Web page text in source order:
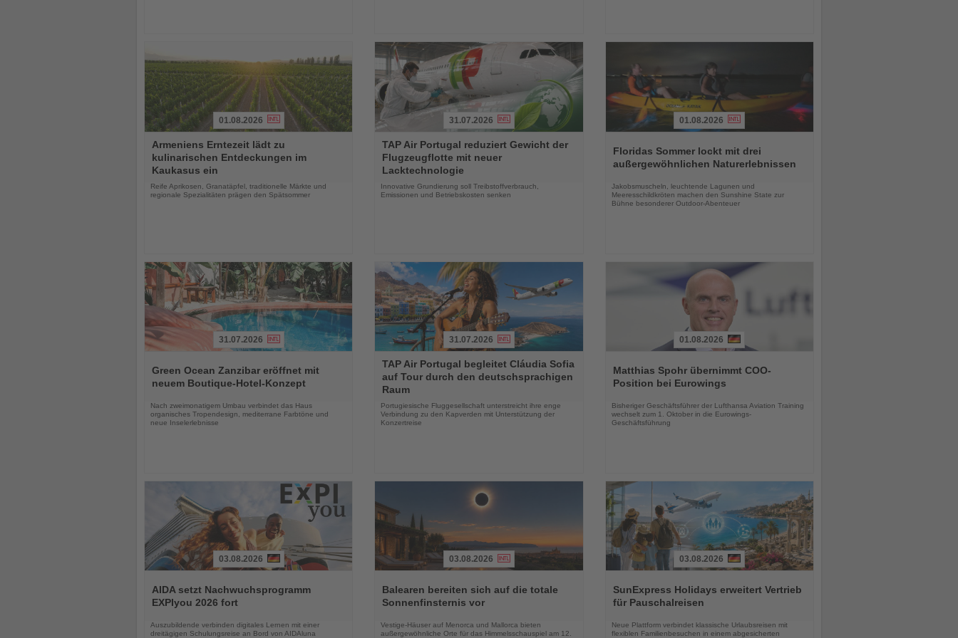
Sie
die
Nachrichten
01.08.2026
Armeniens Erntezeit lädt zu
kulinarischen Entdeckungen im
Kaukasus ein
Reife Aprikosen, Granatäpfel, traditionelle Märkte und
regionale Spezialitäten prägen den Spätsommer
Sie
die
Nachrichten
31.07.2026
TAP Air Portugal reduziert Gewicht der
Flugzeugflotte mit neuer
Lacktechnologie
Innovative Grundierung soll Treibstoffverbrauch,
Emissionen und Betriebskosten senken
Sie
die
Nachrichten
01.08.2026
Floridas Sommer lockt mit drei
außergewöhnlichen Naturerlebnissen
Jakobsmuscheln, leuchtende Lagunen und
Meeresschildkröten machen den Sunshine State zur
Bühne besonderer Outdoor-Abenteuer
Sie
die
31.07.2026
Green Ocean Zanzibar eröffnet mit
neuem Boutique-Hotel-Konzept
Nach zweimonatigem Umbau verbindet das Haus
organisches Tropendesign, mediterrane Farbtöne und
neue Inselerlebnisse
Sie
die
Nachrichten
31.07.2026
TAP Air Portugal begleitet Cláudia Sofia
auf Tour durch den deutschsprachigen
Raum
Portugiesische Fluggesellschaft unterstreicht ihre enge
Verbindung zu den Kapverden mit Unterstützung der
Konzertreise
Sie
die
01.08.2026
Matthias Spohr übernimmt COO-
Position bei Eurowings
Bisheriger Geschäftsführer der Lufthansa Aviation Training
wechselt zum 1. Oktober in die Eurowings-
Geschäftsführung
Sie
die
Nachrichten
03.08.2026
AIDA setzt Nachwuchsprogramm
EXPIyou 2026 fort
Auszubildende verbinden digitales Lernen mit einer
dreitägigen Schulungsreise an Bord von AIDAluna
Sie
die
03.08.2026
Balearen bereiten sich auf die totale
Sonnenfinsternis vor
Vestige-Häuser auf Menorca und Mallorca bieten
außergewöhnliche Orte für das Himmelsschauspiel am 12.
Sie
die
03.08.2026
SunExpress Holidays erweitert Vertrieb
für Pauschalreisen
Neue Plattform verbindet klassische Urlaubsreisen mit
flexiblen Familienbesuchen in einem abgesicherten